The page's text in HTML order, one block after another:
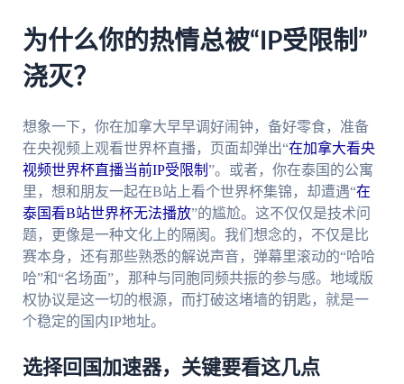
为什么你的热情总被“IP受限制”
浇灭？
想象一下，你在加拿大早早调好闹钟，备好零食，准备
在央视频上观看世界杯直播，页面却弹出“在加拿大看央
视频世界杯直播当前IP受限制 ”。或者，你在泰国的公寓
里，想和朋友一起在B站上看个世界杯集锦，却遭遇“在
泰国看B站世界杯无法播放”的尴尬。这不仅仅是技术问
题，更像是一种文化上的隔阂。我们想念的，不仅是比
赛本身，还有那些熟悉的解说声音，弹幕里滚动的“哈哈
哈”和“名场面”，那种与同胞同频共振的参与感。地域版
权协议是这一切的根源，而打破这堵墙的钥匙，就是一
个稳定的国内IP地址。
选择回国加速器，关键要看这几点